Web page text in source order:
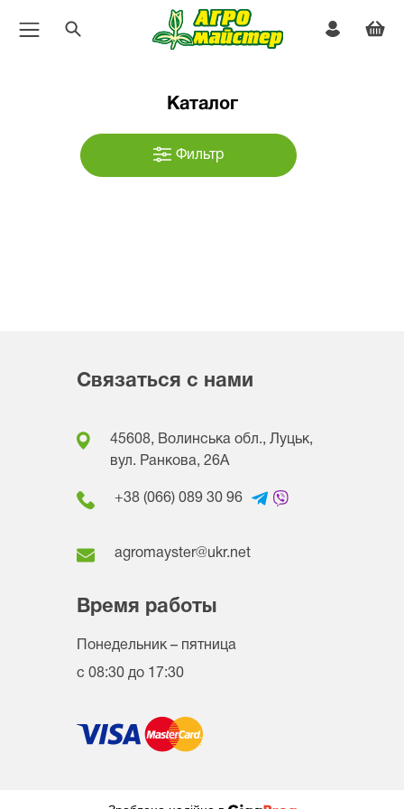
Каталог
Фильтр
Связаться с нами
45608, Волинська обл., Луцьк,
вул. Ранкова, 26A
+38 (066) 089 30 96
agromayster@ukr.net
Время работы
Понедельник – пятница
с 08:30 до 17:30